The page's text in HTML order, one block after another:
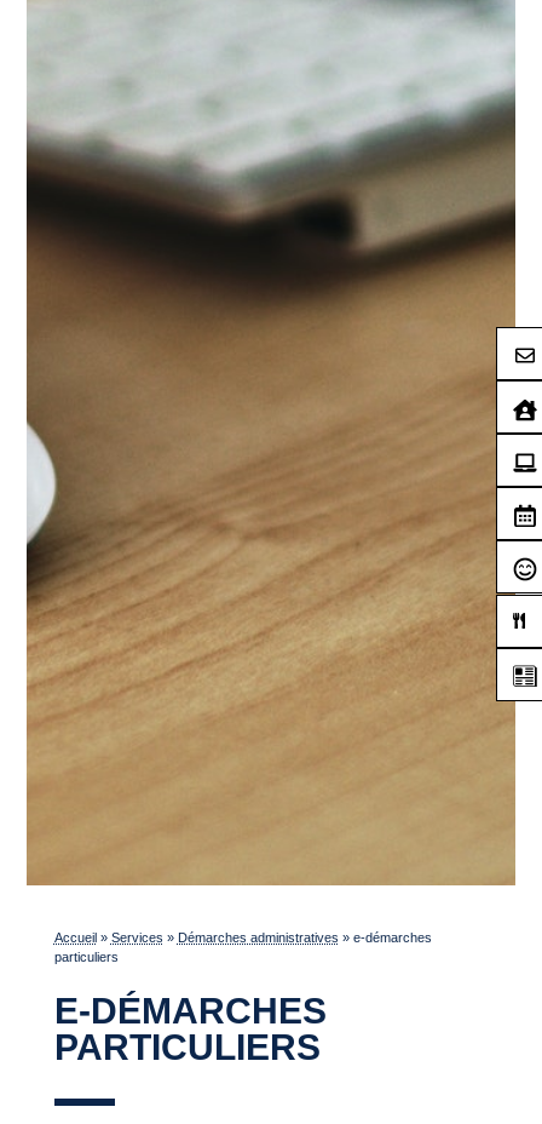
Accueil » Services » Démarches administratives » e-démarches
particuliers
E-DÉMARCHES
PARTICULIERS